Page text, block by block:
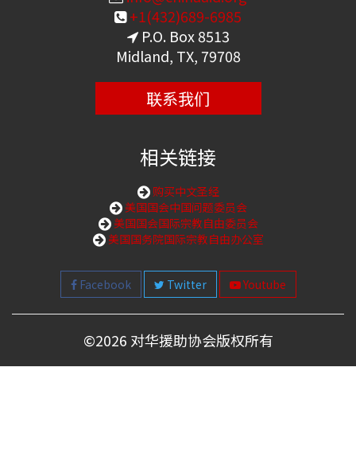
+1(432)689-6985
P.O. Box 8513
Midland, TX, 79708
联系我们
相关链接
购买中文圣经
美国国会中国问题委员会
美国国会国际宗教自由委员会
美国国务院国际宗教自由办公室
Facebook Twitter Youtube
©2026 对华援助协会版权所有